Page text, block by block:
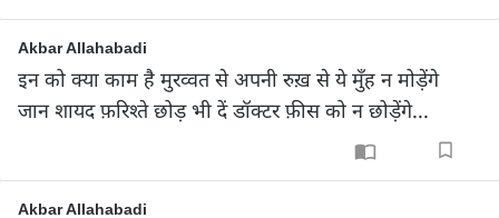
Akbar Allahabadi
इन को क्या काम है मुरव्वत से अपनी रुख़ से ये मुँह न मोड़ेंगे
जान शायद फ़रिश्ते छोड़ भी दें डॉक्टर फ़ीस को न छोड़ेंगे...
Akbar Allahabadi